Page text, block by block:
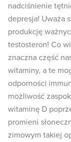
nadciśnienie
depresja! Uważa
produkcję
testosteron! Co
znaczna część
witaminy, a te
odporności
możliwość
witaminę D
promieni
zimowym takiej